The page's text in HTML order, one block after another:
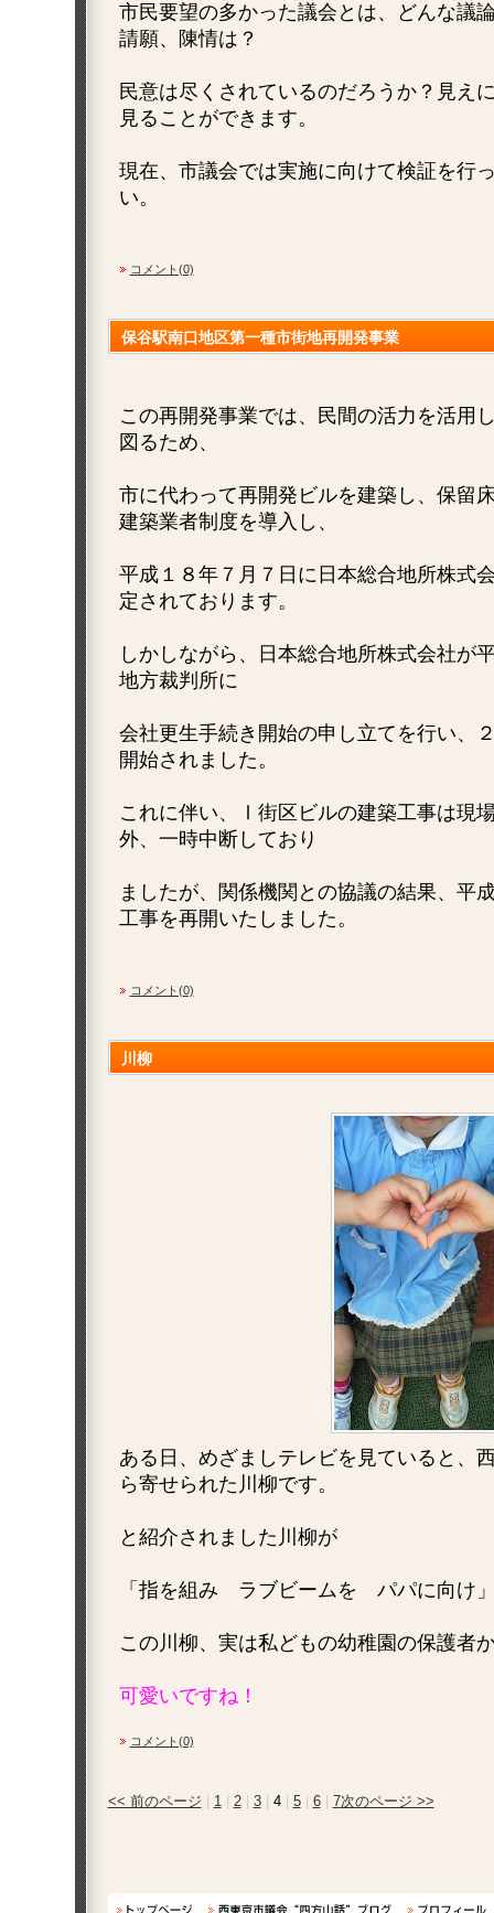
市民要望の多かった議会とは、どんな議
請願、陳情は？
民意は尽くされているのだろうか？見え
見ることができます。
現在、市議会では実施に向けて検証を行
い。
コメント(0)
保谷駅南口地区第一種市街地再開発事業
この再開発事業では、民間の活力を活用
図るため、
市に代わって再開発ビルを建築し、保留
建築業者制度を導入し、
平成１８年７月７日に日本総合地所株式
定されております。
しかしながら、日本総合地所株式会社が
地方裁判所に
会社更生手続き開始の申し立てを行い、
開始されました。
これに伴い、Ⅰ街区ビルの建築工事は現
外、一時中断しており
ましたが、関係機関との協議の結果、平
工事を再開いたしました。
コメント(0)
川柳
ある日、めざましテレビを見ていると、
ら寄せられた川柳です。
と紹介されました川柳が
「指を組み ラブビームを パパに向
この川柳、実は私どもの幼稚園の保護者
可愛いですね！
コメント(0)
<< 前のページ 1| 2| 3| 4| 5| 6| 7次のページ >>